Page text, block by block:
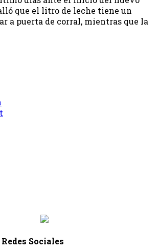
que el litro de leche tiene un
a puerta de corral, mientras que la
Sociales